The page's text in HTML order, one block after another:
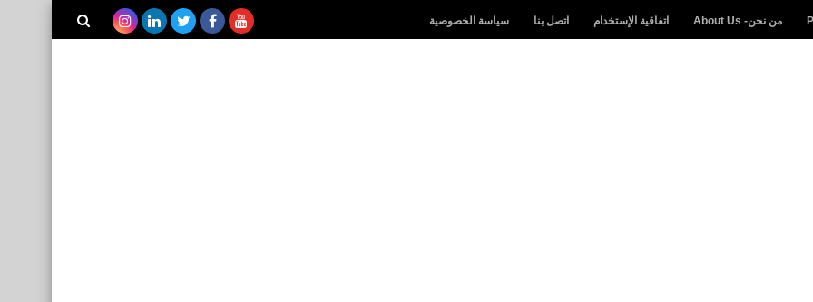
من نحن- About Us اتفاقية الإستخدام اتصل بنا سياسة الخصوصية